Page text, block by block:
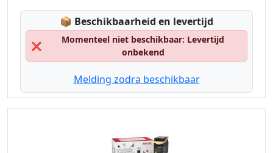
📦 Lagerstatus:
Beschikbaarheid en levertijd
❌
Momenteel niet beschikbaar: Levertijd
onbekend
Melding zodra beschikbaar